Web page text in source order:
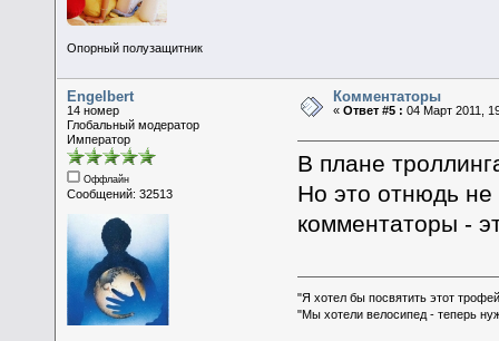
Опорный полузащитник
Engelbert
14 номер
Глобальный модератор
Император
Оффлайн
Сообщений: 32513
Комментаторы
«Ответ #5 : 04 Март 2011,
В плане
Но это отнюдь не
комментаторы -
"Я хотел бы посвятить этот
"Мы хотели велосипед - теперь